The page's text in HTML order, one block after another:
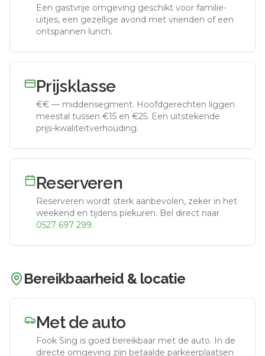
Een gastvrije omgeving geschikt voor familie-
uitjes, een gezellige avond met vrienden of een
ontspannen lunch.
Prijsklasse
€€ — middensegment. Hoofdgerechten liggen
meestal tussen €15 en €25. Een uitstekende
prijs-kwaliteitverhouding.
Reserveren
Reserveren wordt sterk aanbevolen, zeker in het
weekend en tijdens piekuren. Bel direct naar
0527 697 299.
Bereikbaarheid & locatie
Met de auto
Fook Sing is goed bereikbaar met de auto. In de
directe omgeving zijn betaalde parkeerplaatsen